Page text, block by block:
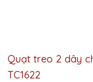
Quạt treo 2 dây
TC1622